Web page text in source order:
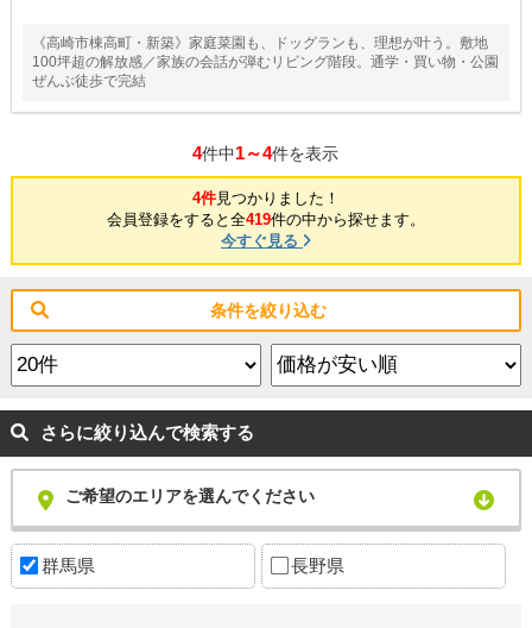
《高崎市棟高町・新築》家庭菜園も、ドッグランも、理想が叶う。敷地
100坪超の解放感／家族の会話が弾むリビング階段。通学・買い物・公園
ぜんぶ徒歩で完結
4件中1～4件を表示
4件見つかりました！
会員登録をすると全419件の中から探せます。
今すぐ見る
条件を絞り込む
さらに絞り込んで検索する
ご希望のエリアを選んでください
群馬県 長野県